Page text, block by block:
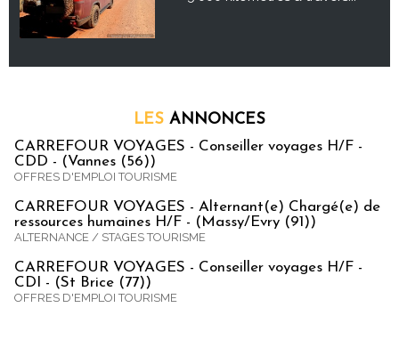
LES ANNONCES
CARREFOUR VOYAGES - Conseiller voyages H/F -
CDD - (Vannes (56))
OFFRES D'EMPLOI TOURISME
CARREFOUR VOYAGES - Alternant(e) Chargé(e) de
ressources humaines H/F - (Massy/Evry (91))
ALTERNANCE / STAGES TOURISME
CARREFOUR VOYAGES - Conseiller voyages H/F -
CDI - (St Brice (77))
OFFRES D'EMPLOI TOURISME